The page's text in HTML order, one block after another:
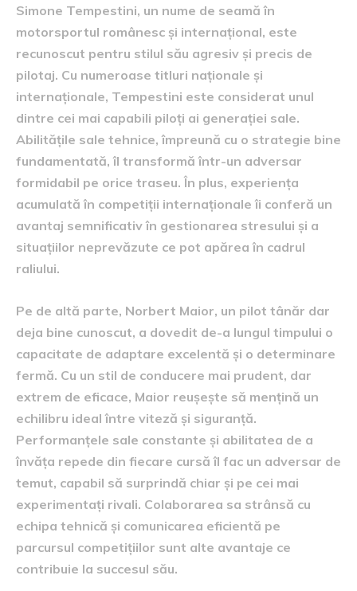
Simone Tempestini, un nume de seamă în
motorsportul românesc și internațional, este
recunoscut pentru stilul său agresiv și precis de
pilotaj. Cu numeroase titluri naționale și
internaționale, Tempestini este considerat unul
dintre cei mai capabili piloți ai generației sale.
Abilitățile sale tehnice, împreună cu o strategie bine
fundamentată, îl transformă într-un adversar
formidabil pe orice traseu. În plus, experiența
acumulată în competiții internaționale îi conferă un
avantaj semnificativ în gestionarea stresului și a
situațiilor neprevăzute ce pot apărea în cadrul
raliului.
Pe de altă parte, Norbert Maior, un pilot tânăr dar
deja bine cunoscut, a dovedit de-a lungul timpului o
capacitate de adaptare excelentă și o determinare
fermă. Cu un stil de conducere mai prudent, dar
extrem de eficace, Maior reușește să mențină un
echilibru ideal între viteză și siguranță.
Performanțele sale constante și abilitatea de a
învăța repede din fiecare cursă îl fac un adversar de
temut, capabil să surprindă chiar și pe cei mai
experimentați rivali. Colaborarea sa strânsă cu
echipa tehnică și comunicarea eficientă pe
parcursul competițiilor sunt alte avantaje ce
contribuie la succesul său.